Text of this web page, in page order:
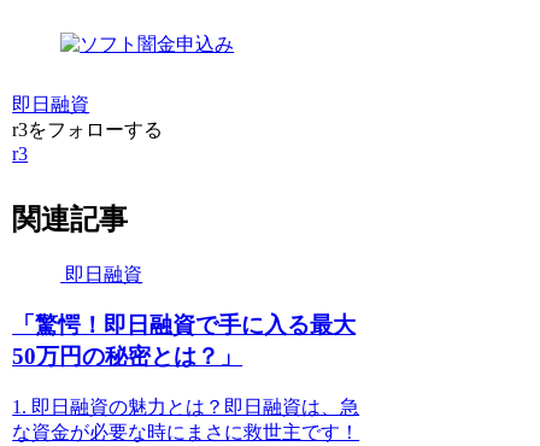
即日融資
r3をフォローする
r3
関連記事
即日融資
「驚愕！即日融資で手に入る最大
50万円の秘密とは？」
1. 即日融資の魅力とは？即日融資は、急
な資金が必要な時にまさに救世主です！